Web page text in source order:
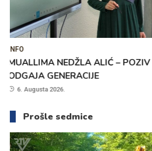
MAGAZIN
SUTRA PRVI DAN TURNIRA U
KOŠARCI
6. Augusta 2026.
Prošle sedmice